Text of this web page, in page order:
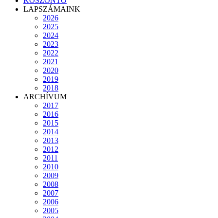
LAPSZÁMAINK
2026
2025
2024
2023
2022
2021
2020
2019
2018
ARCHÍVUM
2017
2016
2015
2014
2013
2012
2011
2010
2009
2008
2007
2006
2005